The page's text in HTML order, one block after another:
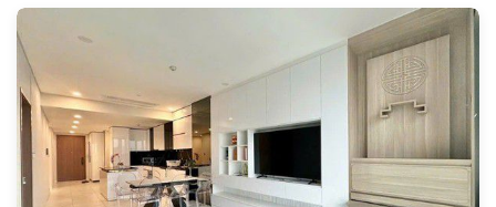
642